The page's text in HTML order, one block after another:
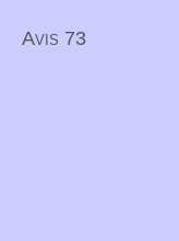
Avis 73